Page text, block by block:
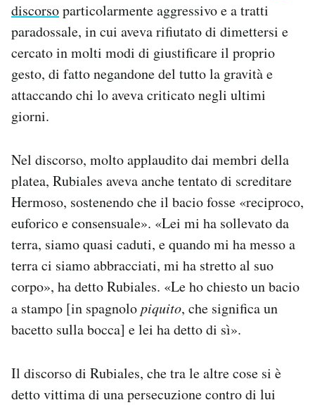
discorsoparticolarmente aggressivo e a tratti
paradossale, in cui aveva rifiutato di dimettersi e
cercato in molti modi di giustificare il proprio
gesto, di fatto negandone del tutto la gravità e
attaccando chi lo aveva criticato negli ultimi
giorni.
Nel discorso, molto applaudito dai membri della
platea, Rubiales aveva anche tentato di screditare
Hermoso, sostenendo che il bacio fosse «reciproco,
euforico e consensuale». «Lei mi ha sollevato da
terra, siamo quasi caduti, e quando mi ha messo a
terra ci siamo abbracciati, mi ha stretto al suo
corpo», ha detto Rubiales. «Le ho chiesto un bacio
a stampo [in spagnolopiquito, che significa un
bacetto sulla bocca] e lei ha detto di sì».
Il discorso di Rubiales, che tra le altre cose si è
detto vittima di una persecuzione contro di lui